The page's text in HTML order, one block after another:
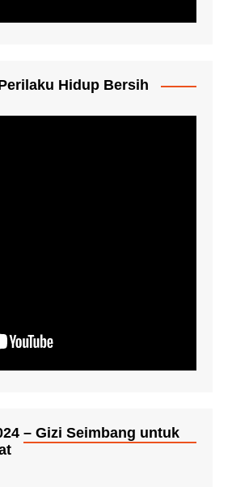
Hidup Bersih
– Gizi Seimbang untuk